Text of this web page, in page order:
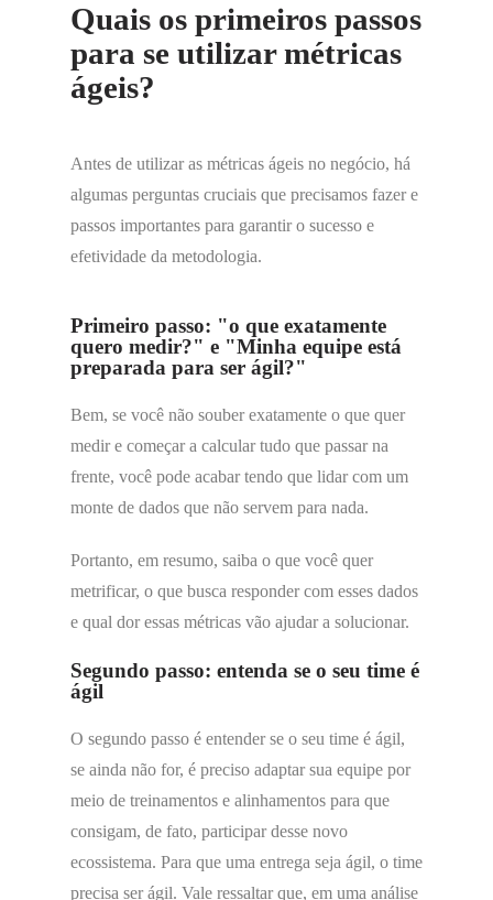
Quais os primeiros passos
para se utilizar métricas
ágeis?
Antes de utilizar as métricas ágeis no negócio, há
algumas perguntas cruciais que precisamos fazer e
passos importantes para garantir o sucesso e
efetividade da metodologia.
Primeiro passo: "o que exatamente
quero medir?" e "Minha equipe está
preparada para ser ágil?"
Bem, se você não souber exatamente o que quer
medir e começar a calcular tudo que passar na
frente, você pode acabar tendo que lidar com um
monte de dados que não servem para nada.
Portanto, em resumo, saiba o que você quer
metrificar, o que busca responder com esses dados
e qual dor essas métricas vão ajudar a solucionar.
Segundo passo: entenda se o seu time é
ágil
O segundo passo é entender se o seu time é ágil,
se ainda não for, é preciso adaptar sua equipe por
meio de treinamentos e alinhamentos para que
consigam, de fato, participar desse novo
ecossistema. Para que uma entrega seja ágil, o time
precisa ser ágil. Vale ressaltar que, em uma análise